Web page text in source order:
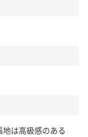
は高級感のある